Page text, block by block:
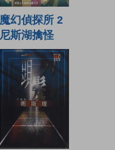
魔幻偵探所 2
尼斯湖擒怪